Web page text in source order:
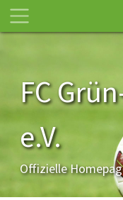
FC
e.V.
Offizielle